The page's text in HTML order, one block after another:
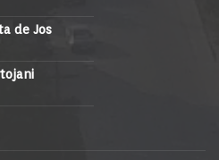
de Jos